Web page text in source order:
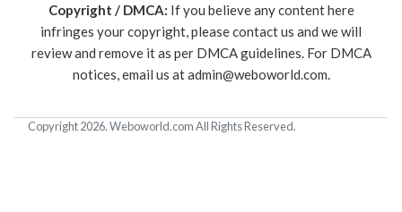
Copyright / DMCA: If you believe any content here
infringes your copyright, please contact us and we will
review and remove it as per DMCA guidelines. For DMCA
notices, email us atadmin@weboworld.com.
Copyright 2026. Weboworld.com All Rights Reserved.